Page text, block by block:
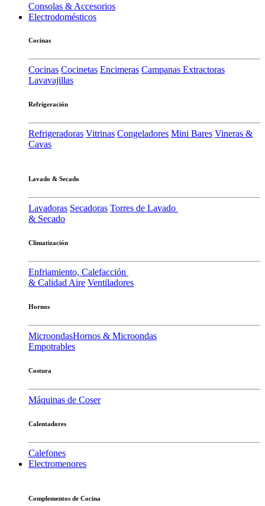
Consolas & Accesorios
Electrodomésticos
Cocinas
Cocinas Cocinetas Encimeras Campanas Extractoras
Lavavajillas
Refrigeración
Refrigeradoras Vitrinas Congeladores Mini Bares Vineras &
Cavas
Lavado & Secado
Lavadoras Secadoras Torres de Lavado
& Secado
Climatización
Enfriamiento, Calefacción
& Calidad Aire Ventiladores
Hornos
MicroondasHornos & Microondas
Empotrables
Costura
Máquinas de Coser
Calentadores
Calefones
Electromenores
Complementos de Cocina